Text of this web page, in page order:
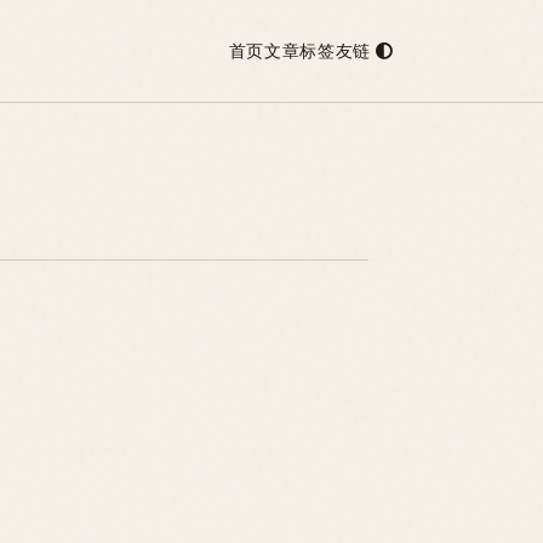
首页文章标签友链